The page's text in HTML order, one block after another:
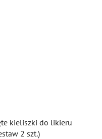
kieliszki do likieru
2 szt.)